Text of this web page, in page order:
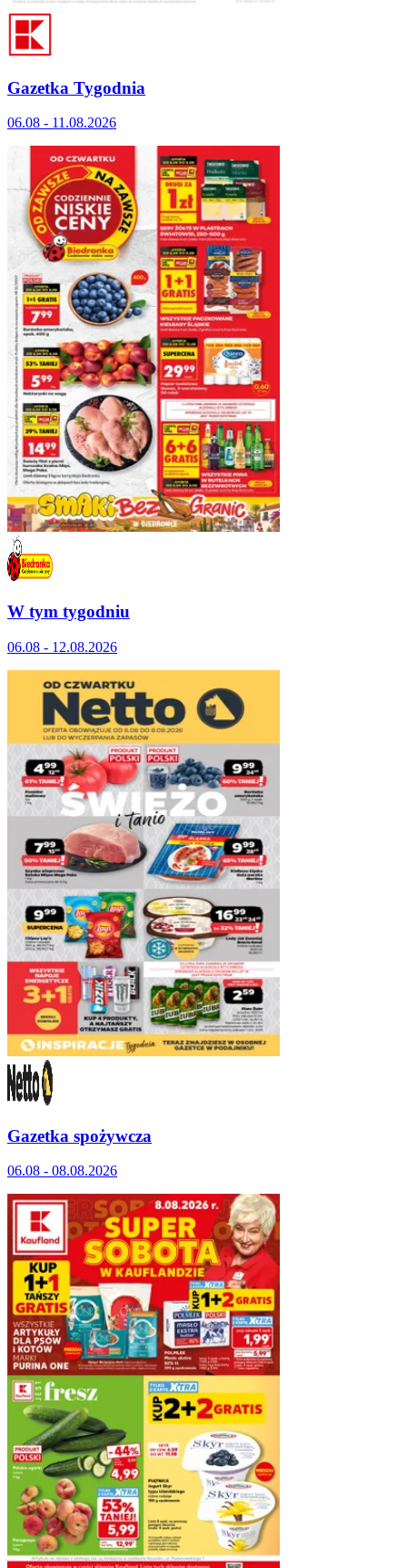
Gazetka Tygodnia
06.08 - 11.08.2026
W tym tygodniu
06.08 - 12.08.2026
Gazetka spożywcza
06.08 - 08.08.2026